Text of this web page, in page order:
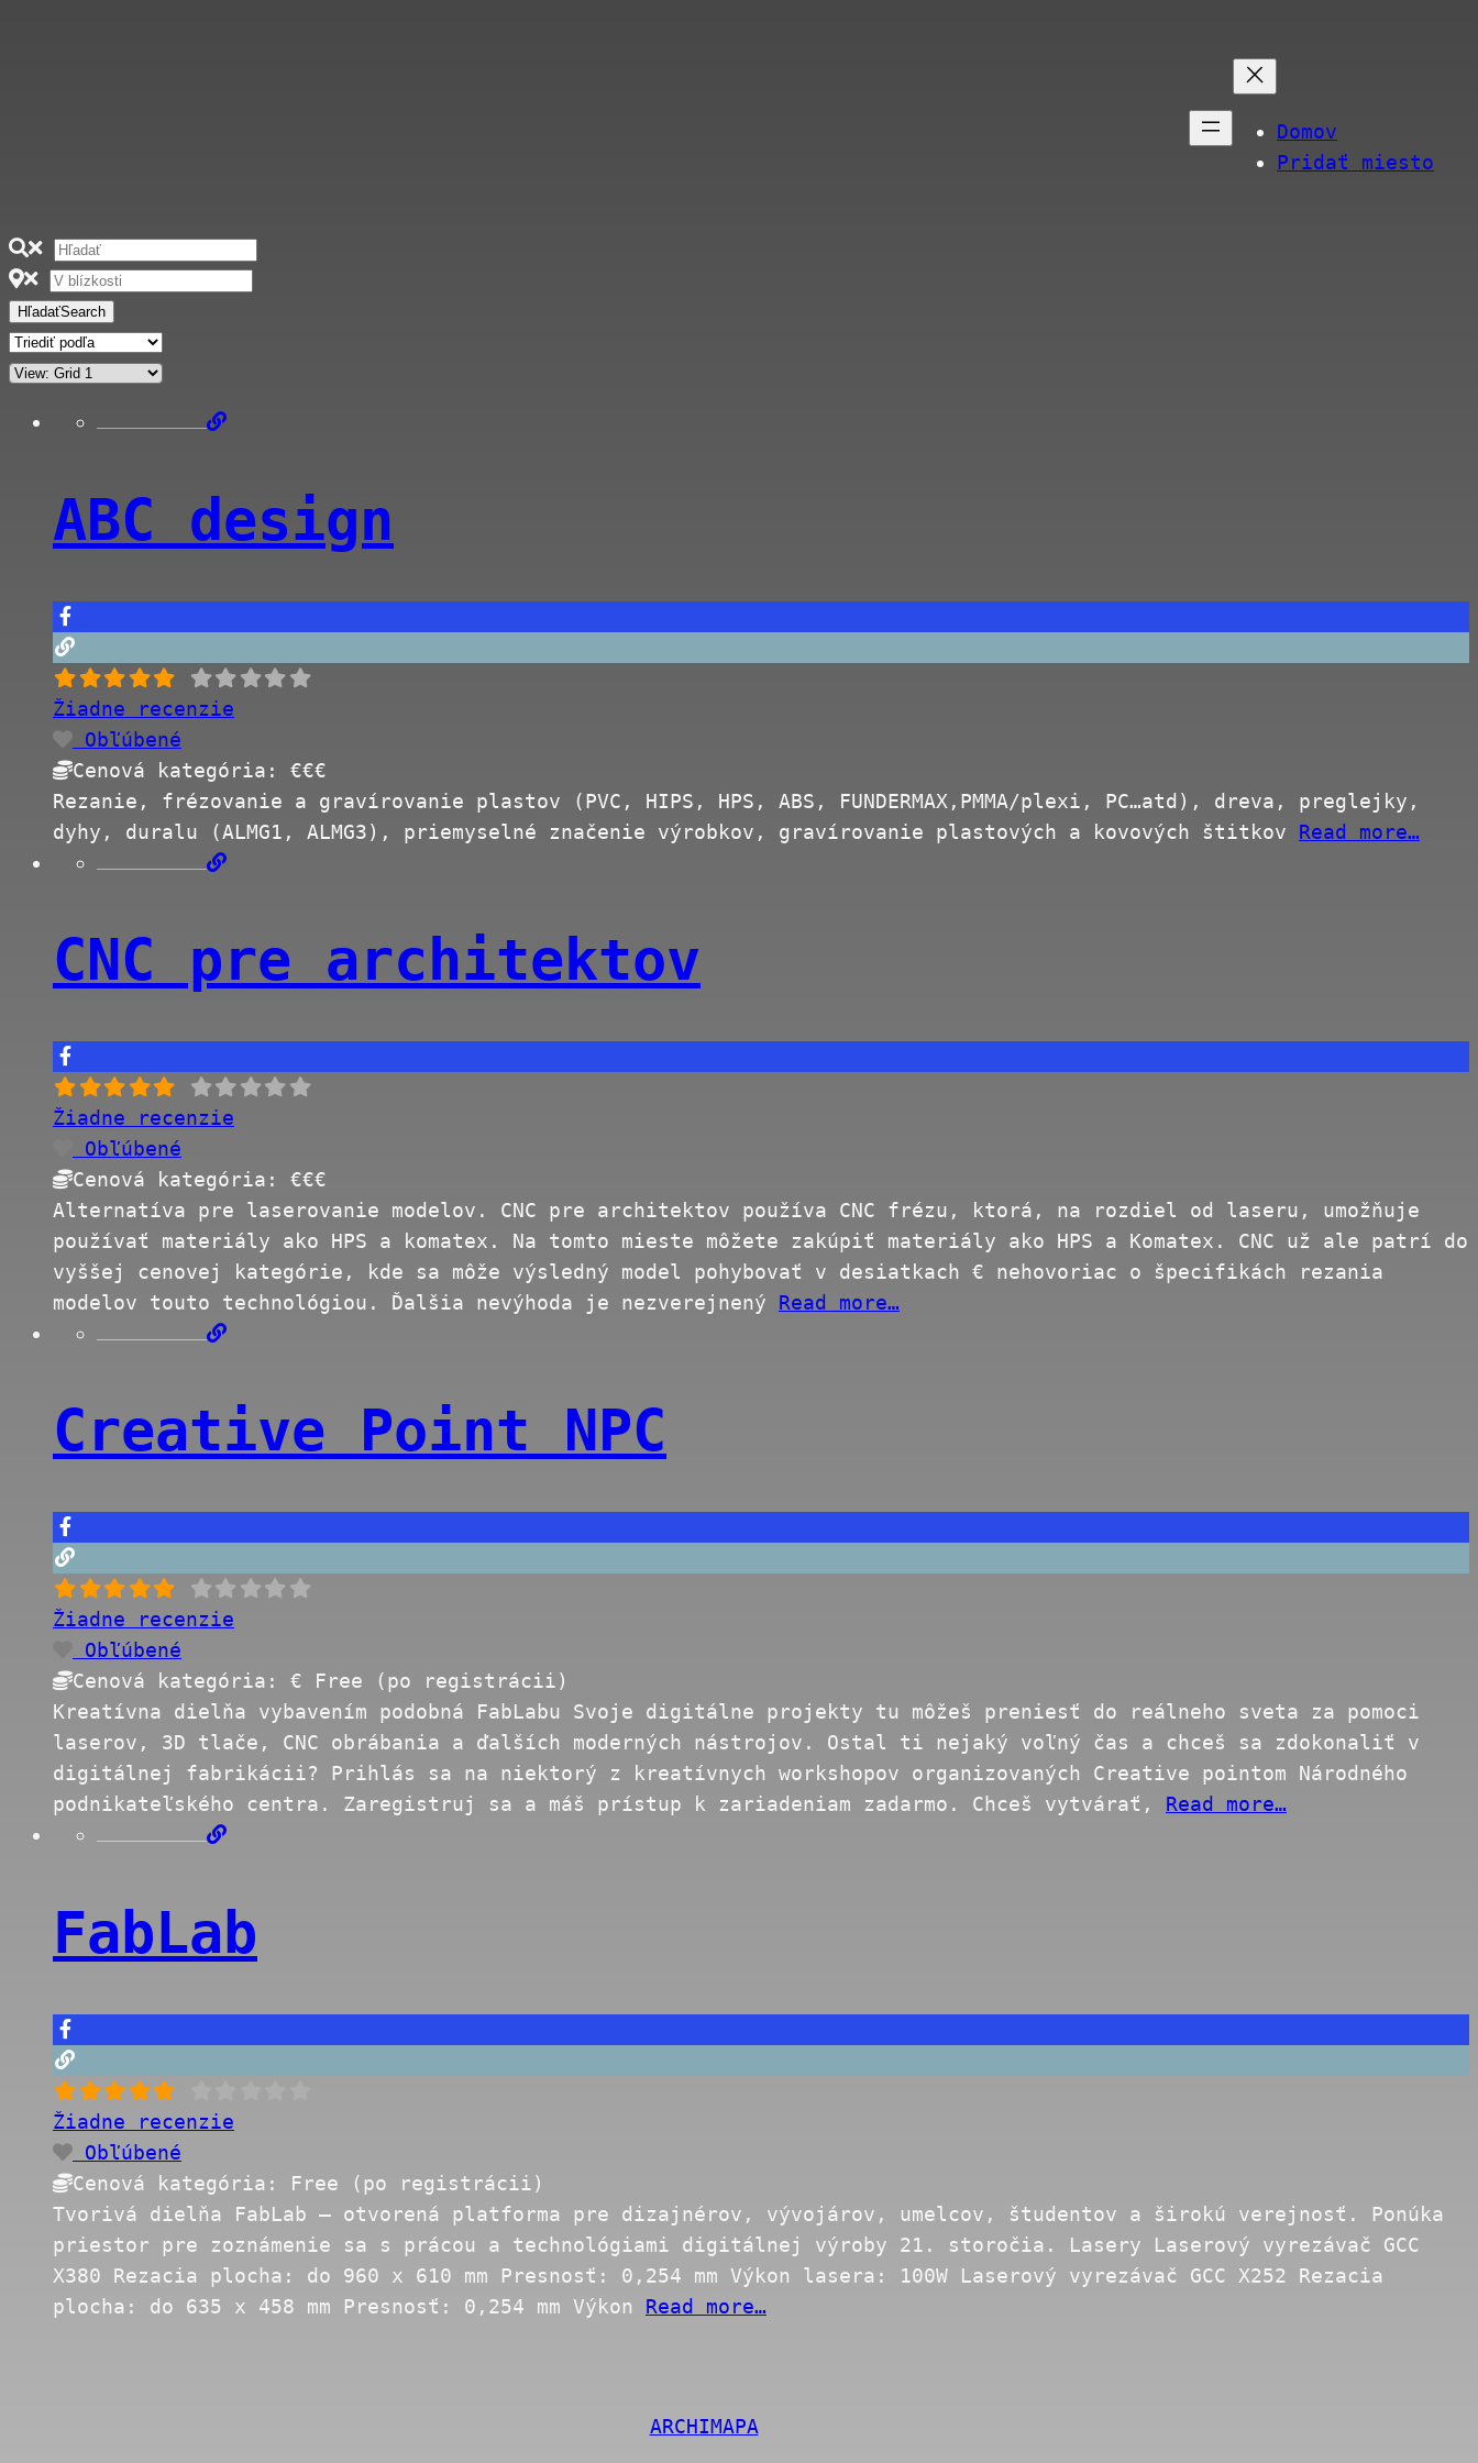
Domov
Pridať miesto
HľadaťSearch
ABC design
Žiadne recenzie
Obľúbené
Cenová kategória: €€€
Rezanie, frézovanie a gravírovanie plastov (PVC, HIPS, HPS, ABS, FUNDERMAX,PMMA/plexi, PC…atd), dreva, preglejky,
dyhy, duralu (ALMG1, ALMG3), priemyselné značenie výrobkov, gravírovanie plastových a kovových štitkov Read more…
CNC pre architektov
Žiadne recenzie
Obľúbené
Cenová kategória: €€€
Alternatíva pre laserovanie modelov. CNC pre architektov používa CNC frézu, ktorá, na rozdiel od laseru, umožňuje
používať materiály ako HPS a komatex. Na tomto mieste môžete zakúpiť materiály ako HPS a Komatex. CNC už ale patrí do
vyššej cenovej kategórie, kde sa môže výsledný model pohybovať v desiatkach € nehovoriac o špecifikách rezania
modelov touto technológiou. Ďalšia nevýhoda je nezverejnený Read more…
Creative Point NPC
Žiadne recenzie
Obľúbené
Cenová kategória: € Free (po registrácii)
Kreatívna dielňa vybavením podobná FabLabu Svoje digitálne projekty tu môžeš preniesť do reálneho sveta za pomoci
laserov, 3D tlače, CNC obrábania a ďalších moderných nástrojov. Ostal ti nejaký voľný čas a chceš sa zdokonaliť v
digitálnej fabrikácii? Prihlás sa na niektorý z kreatívnych workshopov organizovaných Creative pointom Národného
podnikateľského centra. Zaregistruj sa a máš prístup k zariadeniam zadarmo. Chceš vytvárať, Read more…
FabLab
Žiadne recenzie
Obľúbené
Cenová kategória: Free (po registrácii)
Tvorivá dielňa FabLab – otvorená platforma pre dizajnérov, vývojárov, umelcov, študentov a širokú verejnosť. Ponúka
priestor pre zoznámenie sa s prácou a technológiami digitálnej výroby 21. storočia. Lasery Laserový vyrezávač GCC
X380 Rezacia plocha: do 960 x 610 mm Presnosť: 0,254 mm Výkon lasera: 100W Laserový vyrezávač GCC X252 Rezacia
plocha: do 635 x 458 mm Presnosť: 0,254 mm Výkon Read more…
ARCHIMAPA